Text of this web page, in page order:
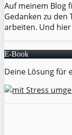
Auf meinem Blog
Gedanken zu den
arbeiten. Und
E-Book
Deine Lösung für